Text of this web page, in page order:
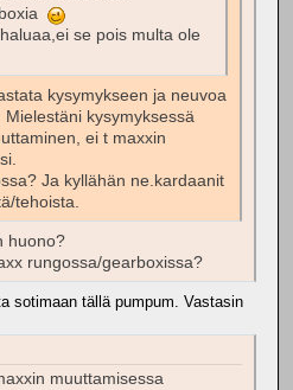
se pois multa ole
kysymykseen ja neuvoa
kysymyksessä
ei t maxxin
Ja kyllähän ne.kardaanit
tehoista.
huono?
rungossa/gearboxissa?
sotimaan tällä pumpum. Vastasin
muuttamisessa